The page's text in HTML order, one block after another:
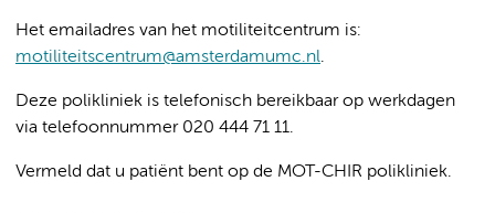
Het emailadres van het motiliteitcentrum is:
motiliteitscentrum@amsterdamumc.nl.
Deze polikliniek is telefonisch bereikbaar op werkdagen
via telefoonnummer 020 444 71 11.
Vermeld dat u patiënt bent op de MOT-CHIR polikliniek.